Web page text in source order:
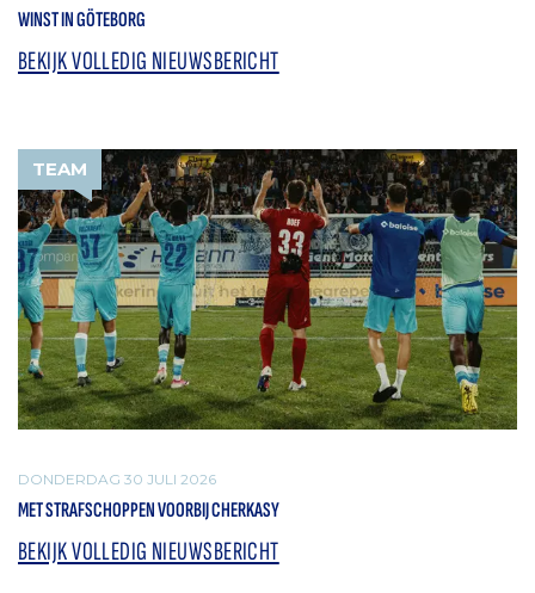
WINST IN GÖTEBORG
BEKIJK VOLLEDIG NIEUWSBERICHT
TEAM
DONDERDAG 30 JULI 2026
MET STRAFSCHOPPEN VOORBIJ CHERKASY
BEKIJK VOLLEDIG NIEUWSBERICHT